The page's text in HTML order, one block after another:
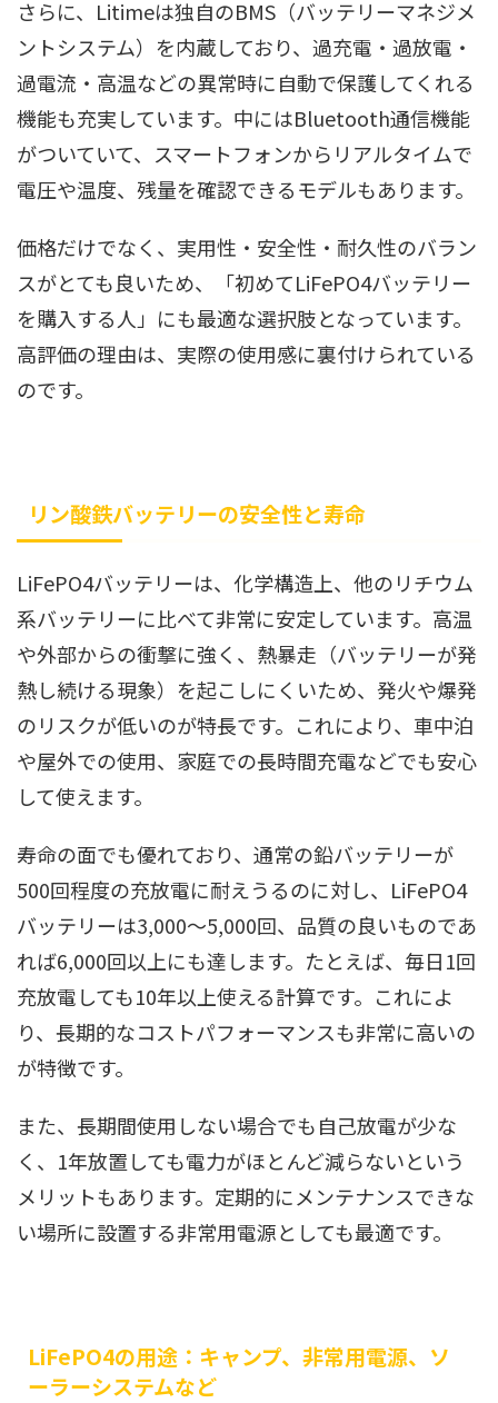
さらに、Litimeは独自のBMS（バッテリーマネジメ
ントシステム）を内蔵しており、過充電・過放電・
過電流・高温などの異常時に自動で保護してくれる
機能も充実しています。中にはBluetooth通信機能
がついていて、スマートフォンからリアルタイムで
電圧や温度、残量を確認できるモデルもあります。
価格だけでなく、実用性・安全性・耐久性のバラン
スがとても良いため、「初めてLiFePO4バッテリー
を購入する人」にも最適な選択肢となっています。
高評価の理由は、実際の使用感に裏付けられている
のです。
リン酸鉄バッテリーの安全性と寿命
LiFePO4バッテリーは、化学構造上、他のリチウム
系バッテリーに比べて非常に安定しています。高温
や外部からの衝撃に強く、熱暴走（バッテリーが発
熱し続ける現象）を起こしにくいため、発火や爆発
のリスクが低いのが特長です。これにより、車中泊
や屋外での使用、家庭での長時間充電などでも安心
して使えます。
寿命の面でも優れており、通常の鉛バッテリーが
500回程度の充放電に耐えうるのに対し、LiFePO4
バッテリーは3,000〜5,000回、品質の良いものであ
れば6,000回以上にも達します。たとえば、毎日1回
充放電しても10年以上使える計算です。これによ
り、長期的なコストパフォーマンスも非常に高いの
が特徴です。
また、長期間使用しない場合でも自己放電が少な
く、1年放置しても電力がほとんど減らないという
メリットもあります。定期的にメンテナンスできな
い場所に設置する非常用電源としても最適です。
LiFePO4の用途：キャンプ、非常用電源、ソ
ーラーシステムなど